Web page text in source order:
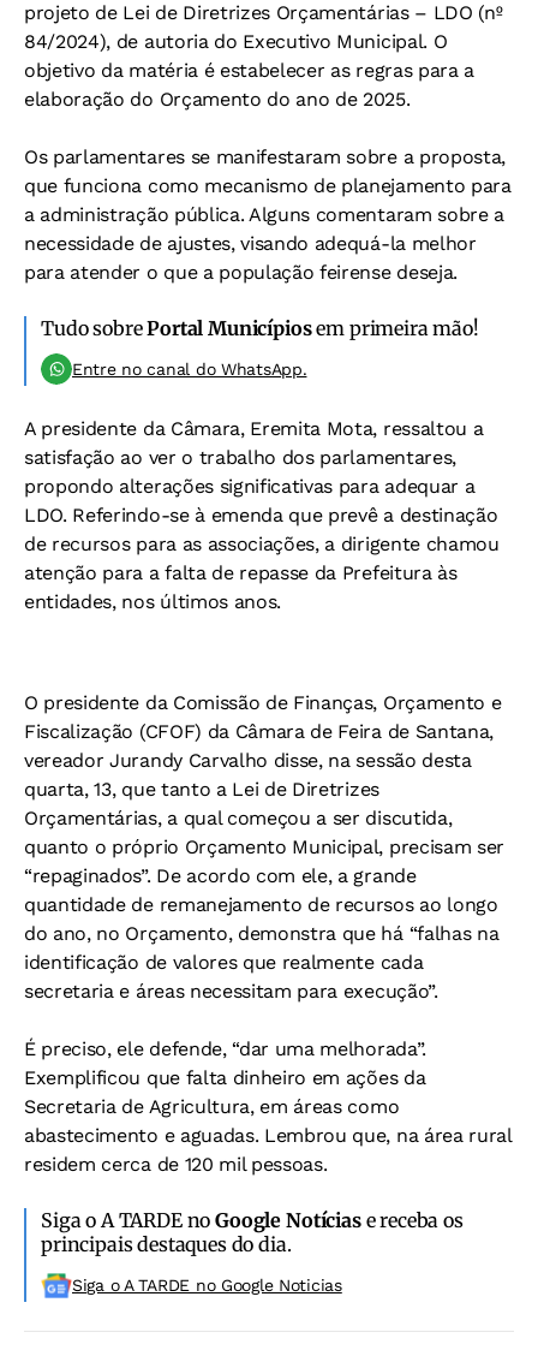
projeto de Lei de Diretrizes Orçamentárias – LDO (nº
84/2024), de autoria do Executivo Municipal. O
objetivo da matéria é estabelecer as regras para a
elaboração do Orçamento do ano de 2025.
Os parlamentares se manifestaram sobre a proposta,
que funciona como mecanismo de planejamento para
a administração pública. Alguns comentaram sobre a
necessidade de ajustes, visando adequá-la melhor
para atender o que a população feirense deseja.
Tudo sobrePortal Municípiosem primeira mão!
Entre no canal do WhatsApp.
A presidente da Câmara, Eremita Mota, ressaltou a
satisfação ao ver o trabalho dos parlamentares,
propondo alterações significativas para adequar a
LDO. Referindo-se à emenda que prevê a destinação
de recursos para as associações, a dirigente chamou
atenção para a falta de repasse da Prefeitura às
entidades, nos últimos anos.
O presidente da Comissão de Finanças, Orçamento e
Fiscalização (CFOF) da Câmara de Feira de Santana,
vereador Jurandy Carvalho disse, na sessão desta
quarta, 13, que tanto a Lei de Diretrizes
Orçamentárias, a qual começou a ser discutida,
quanto o próprio Orçamento Municipal, precisam ser
“repaginados”. De acordo com ele, a grande
quantidade de remanejamento de recursos ao longo
do ano, no Orçamento, demonstra que há “falhas na
identificação de valores que realmente cada
secretaria e áreas necessitam para execução”.
É preciso, ele defende, “dar uma melhorada”.
Exemplificou que falta dinheiro em ações da
Secretaria de Agricultura, em áreas como
abastecimento e aguadas. Lembrou que, na área rural
residem cerca de 120 mil pessoas.
Siga o A TARDE noGoogle Notíciase receba os
principais destaques do dia.
Siga o A TARDE no Google Noticias